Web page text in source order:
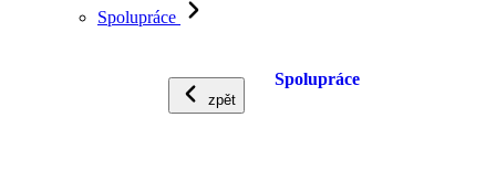
Spolupráce
zpět
Spolupráce